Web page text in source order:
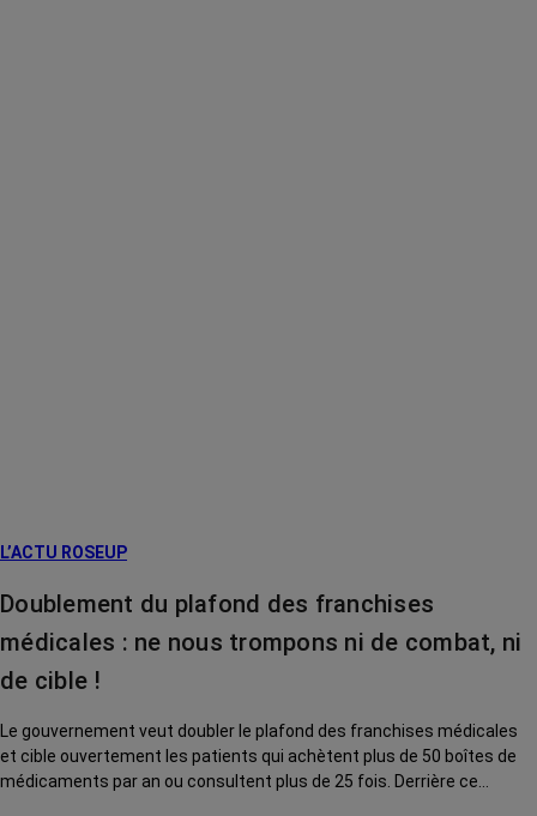
L’ACTU ROSEUP
Doublement du plafond des franchises
médicales : ne nous trompons ni de combat, ni
de cible !
Le gouvernement veut doubler le plafond des franchises médicales
et cible ouvertement les patients qui achètent plus de 50 boîtes de
médicaments par an ou consultent plus de 25 fois. Derrière ce